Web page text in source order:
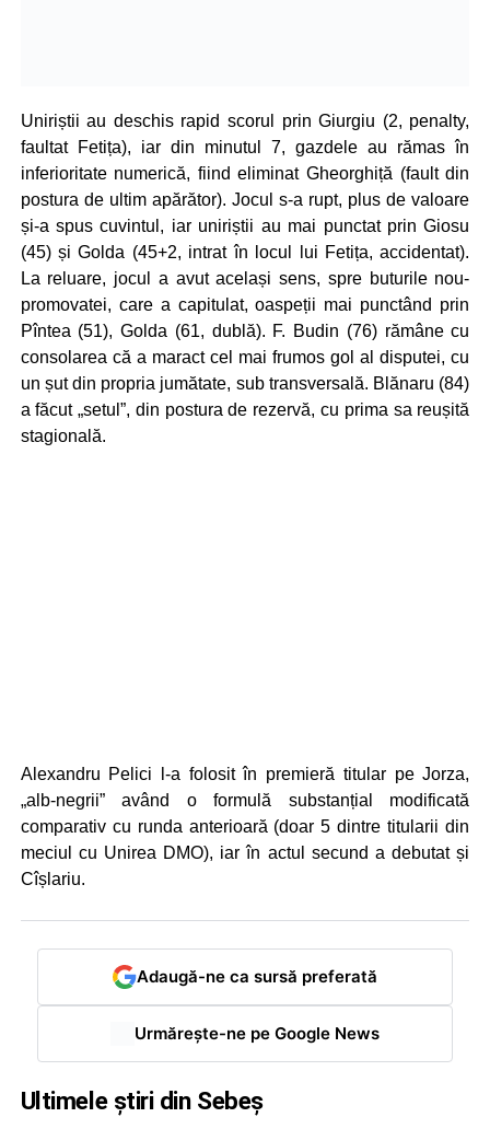
Uniriștii au deschis rapid scorul prin Giurgiu (2, penalty,
faultat Fetița), iar din minutul 7, gazdele au rămas în
inferioritate numerică, fiind eliminat Gheorghiță (fault din
postura de ultim apărător). Jocul s-a rupt, plus de valoare
și-a spus cuvintul, iar uniriștii au mai punctat prin Giosu
(45) și Golda (45+2, intrat în locul lui Fetița, accidentat).
La reluare, jocul a avut același sens, spre buturile nou-
promovatei, care a capitulat, oaspeții mai punctând prin
Pîntea (51), Golda (61, dublă). F. Budin (76) rămâne cu
consolarea că a maract cel mai frumos gol al disputei, cu
un șut din propria jumătate, sub transversală. Blănaru (84)
a făcut „setul”, din postura de rezervă, cu prima sa reușită
stagională.
Alexandru Pelici l-a folosit în premieră titular pe Jorza,
„alb-negrii” având o formulă substanțial modificată
comparativ cu runda anterioară (doar 5 dintre titularii din
meciul cu Unirea DMO), iar în actul secund a debutat și
Cîșlariu.
Adaugă-ne ca sursă preferată
Urmărește-ne pe Google News
Ultimele știri din Sebeș